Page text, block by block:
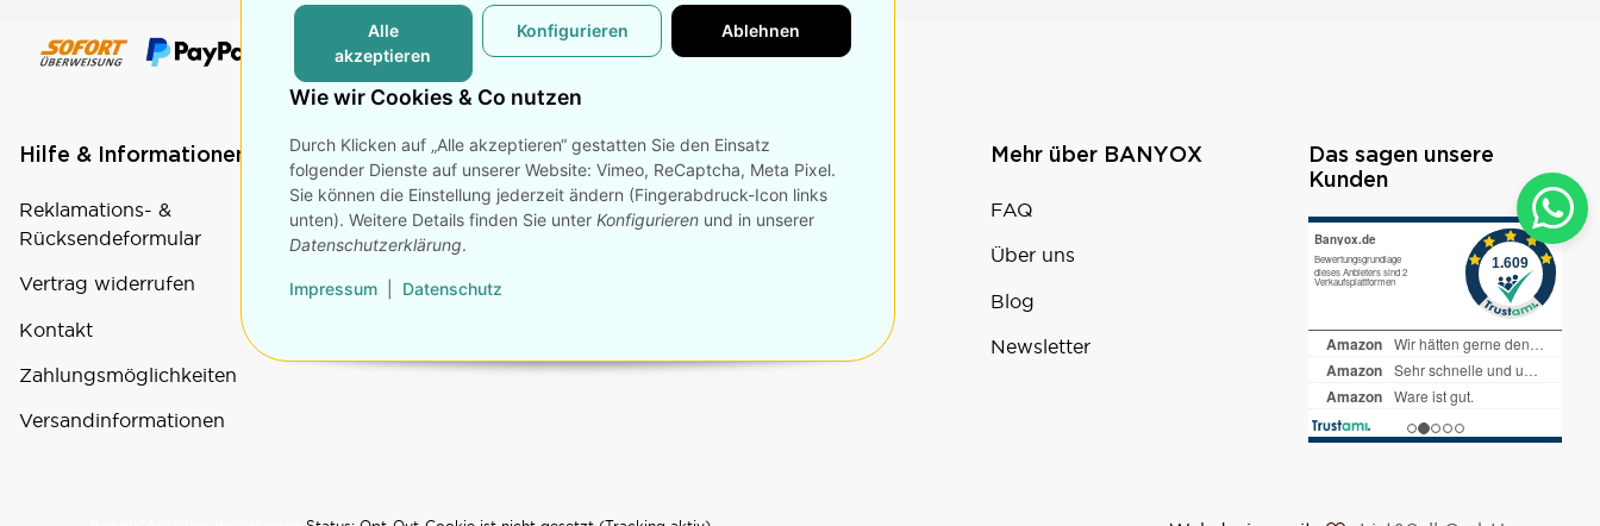
Hilfe & Informationen
Reklamations- &
Rücksendeformular
Vertrag widerrufen
Kontakt
Zahlungsmöglichkeiten
Versandinformationen
Rechtliche Seiten
Datenschutz
AGB
Impressum
Konto
Bestellvorgang
Mehr über BANYOX
FAQ
Über uns
Blog
Newsletter
Das sagen unsere
Kunden
Alle
akzeptieren
Konfigurieren Ablehnen
Wie wir Cookies & Co nutzen
Durch Klicken auf „Alle akzeptieren“ gestatten Sie den Einsatz
folgender Dienste auf unserer Website: Vimeo, ReCaptcha, Meta Pixel.
Sie können die Einstellung jederzeit ändern (Fingerabdruck-Icon links
unten). Weitere Details finden Sie unter Konfigurierenund in unserer
Datenschutzerklärung.
Impressum Datenschutz